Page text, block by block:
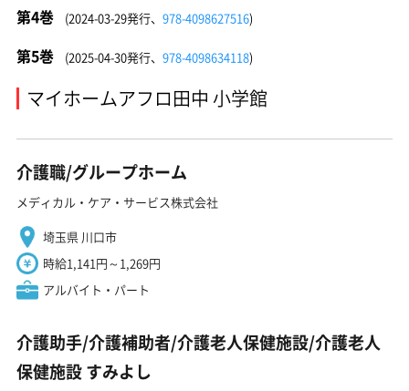
第4巻 (2024-03-29発行、 978-4098627516)
第5巻 (2025-04-30発行、 978-4098634118)
マイホームアフロ田中 小学館
介護職/グループホーム
メディカル・ケア・サービス株式会社
埼玉県 川口市
時給1,141円～1,269円
アルバイト・パート
介護助手/介護補助者/介護老人保健施設/介護老人
保健施設 すみよし